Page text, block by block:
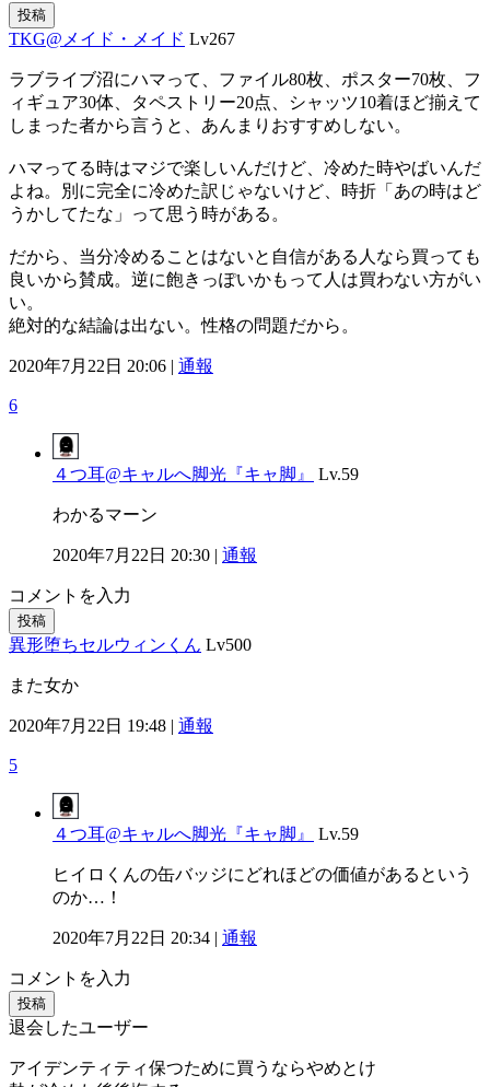
投稿
TKG@メイド・メイド Lv267
ラブライブ沼にハマって、ファイル80枚、ポスター70枚、フ
ィギュア30体、タペストリー20点、シャッツ10着ほど揃えて
しまった者から言うと、あんまりおすすめしない。
ハマってる時はマジで楽しいんだけど、冷めた時やばいんだ
よね。別に完全に冷めた訳じゃないけど、時折「あの時はど
うかしてたな」って思う時がある。
だから、当分冷めることはないと自信がある人なら買っても
良いから賛成。逆に飽きっぽいかもって人は買わない方がい
い。
絶対的な結論は出ない。性格の問題だから。
2020年7月22日 20:06 | 通報
6
４つ耳@キャルへ脚光『キャ脚』 Lv.59
わかるマーン
2020年7月22日 20:30 | 通報
コメントを入力
投稿
異形堕ちセルウィンくん Lv500
また女か
2020年7月22日 19:48 | 通報
5
４つ耳@キャルへ脚光『キャ脚』 Lv.59
ヒイロくんの缶バッジにどれほどの価値があるという
のか…！
2020年7月22日 20:34 | 通報
コメントを入力
投稿
退会したユーザー
アイデンティティ保つために買うならやめとけ